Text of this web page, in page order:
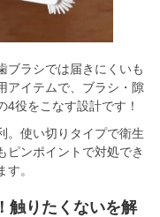
ブラシでは届きにくいも
アイテムで、ブラシ・隙
4役をこなす設計です！
。使い切りタイプで衛生
ピンポイントで対処でき
。
触りたくないを解